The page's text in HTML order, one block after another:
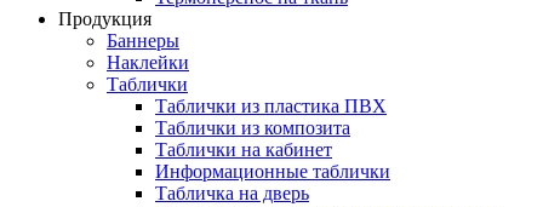
Продукция
Баннеры
Наклейки
Таблички
Таблички из пластика ПВХ
Таблички из композита
Таблички на кабинет
Информационные таблички
Табличка на дверь